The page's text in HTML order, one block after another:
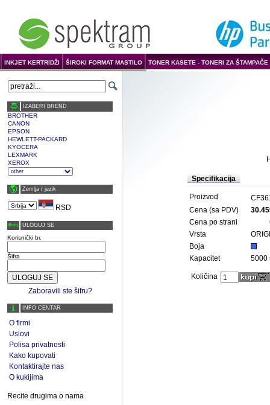
INKJET KERTRIDŽI ŠIROKI FORMAT MASTILO TONER KASETE - TONERI ZA
IZABERI BREND
BROTHER
CANON
EPSON
HEWLETT-PACKARD
KYOCERA
LEXMARK
XEROX
Zemlja / јezik
RSD
ULOGUJ SE
Korisnički br.
Šifra
Zaboravili ste šifru?
INFO CENTAR
O firmi
Uslovi
Polisa privatnosti
Kako kupovati
Kontaktirajte nas
O kukijima
Recite drugima o nama
Specifikacija
Proizvod
Cena (sa PDV)
Cena po strani
Vrsta
Boja
Kapacitet
5000
Količina